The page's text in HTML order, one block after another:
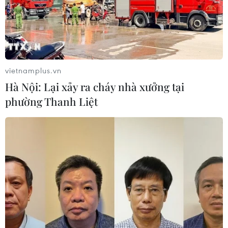
đồng phạm sắp ra hầu
tòa trong chuyên án ma
túy khủng
Ngày 30/7, Tòa án nhân
dân Thành phố Hồ Chí
sự tại Ukraine
Theo trang Topwar, Tổng
thống Nga Vladimir Putin
ngày 29/7 cho rằng quân
đội Nga có thể đẩy nhanh
vietnamplus.vn
Hà Nội: Lại xảy ra cháy nhà xưởng tại
phường Thanh Liệt